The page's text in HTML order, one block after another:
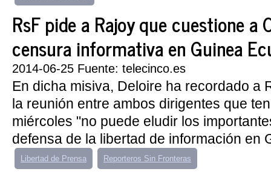
RsF pide a Rajoy que cuestione a
censura informativa en Guinea
2014-06-25 Fuente: telecinco.es
En dicha misiva, Deloire ha recordado a
la reunión entre ambos dirigentes que
miércoles "no puede eludir los
defensa de la libertad de información en
Libertad de Prensa Reporteros Sin Fronteras